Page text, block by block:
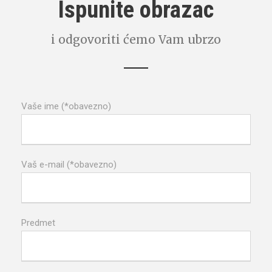
Ispunite obrazac
i odgovoriti ćemo Vam ubrzo
Vaše ime (*obavezno)
Vaš e-mail (*obavezno)
Predmet